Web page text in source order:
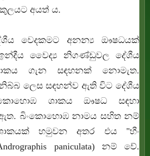
කුලයට අයත් ය.
වෙදකමට අනන්‍ය ඖෂධයක්
වෛද්‍ය නිගණ්ඩුවල දේශීය
ගැන සඳහනක් නොමැත.
ලෙස සඳහන්ව ඇති විට දේශීය
ශාකය ඖෂධ සඳහා
බිංකොහොඹ නාමය සහිත නම්
හමුවන අතර එය "හීං
paniculata)නම් වේ.